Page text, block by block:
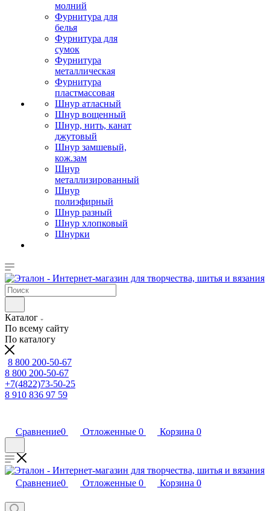
молний
Фурнитура для
белья
Фурнитура для
сумок
Фурнитура
металлическая
Фурнитура
пластмассовая
Шнур атласный
Шнур вощенный
Шнур, нить, канат
джутовый
Шнур замшевый,
кож.зам
Шнур
металлизированный
Шнур
полиэфирный
Шнур разный
Шнур хлопковый
Шнурки
Каталог
По всему сайту
По каталогу
8 800 200-50-67
8 800 200-50-67
+7(4822)73-50-25
8 910 836 97 59
Сравнение0 Отложенные 0 Корзина 0
Сравнение0 Отложенные 0 Корзина 0